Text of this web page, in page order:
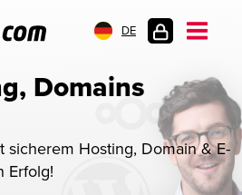
DE
Domains
sicherem Hosting, Domain & E-
Erfolg!